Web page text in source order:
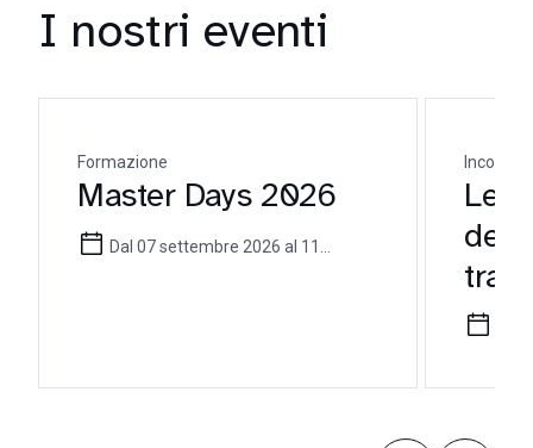
I nostri eventi
Formazione
Master Days 2026
Incontro
Le
tra